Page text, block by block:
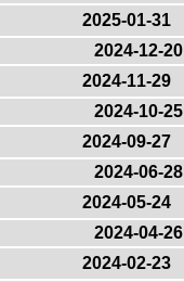
2025-01-31
2024-12-20
2024-11-29
2024-10-25
2024-09-27
2024-06-28
2024-05-24
2024-04-26
2024-02-23